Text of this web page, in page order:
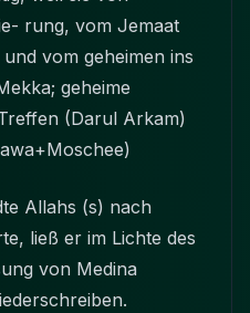
rung, vom Jemaat
vom geheimen ins
geheime
(Darul Arkam)
Allahs (s) nach
ließ er im Lichte des
von Medina